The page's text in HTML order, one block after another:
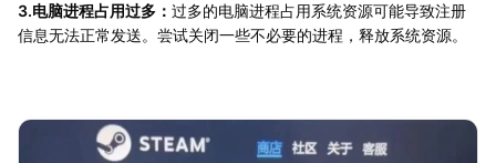
3.电脑进程占用过多： 过多的电脑进程占用系统资源可能导致注册
信息无法正常发送。尝试关闭一些不必要的进程，释放系统资源。